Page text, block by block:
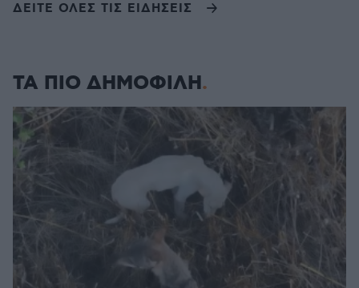
ΔΕΙΤΕ ΟΛΕΣ ΤΙΣ ΕΙΔΗΣΕΙΣ
ΤΑ ΠΙΟ ΔΗΜΟΦΙΛΗ